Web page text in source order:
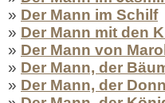
» Der Mann im Schilf
» Der Mann mit den
» Der Mann von
» Der Mann, der
» Der Mann, der